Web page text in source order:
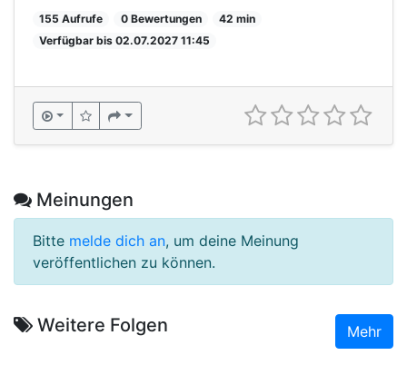
155 Aufrufe 0 Bewertungen
42 min
Verfügbar bis 02.07.2027 11:45
Meinungen
Bitte melde dich an, um deine Meinung
veröffentlichen zu können.
Weitere Folgen Mehr